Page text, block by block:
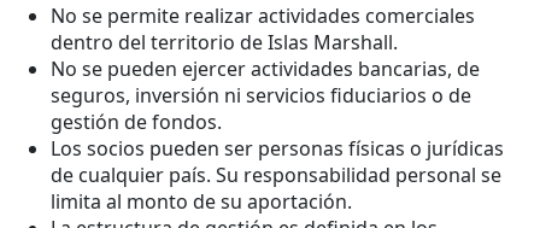
No se permite realizar actividades comerciales
dentro del territorio de Islas Marshall.
No se pueden ejercer actividades bancarias, de
seguros, inversión ni servicios fiduciarios o de
gestión de fondos.
Los socios pueden ser personas físicas o jurídicas
de cualquier país. Su responsabilidad personal se
limita al monto de su aportación.